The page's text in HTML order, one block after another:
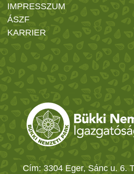
IMPRESSZUM
ÁSZF
KARRIER
Cím: 3304 Eger, Sánc u. 6.